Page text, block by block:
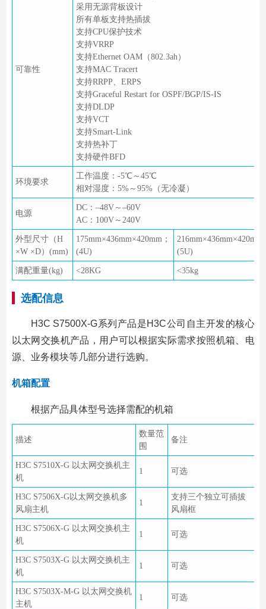
可靠性
采用无源背板设计
所有单板支持热插拔
支持CPU保护技术
支持VRRP
支持Ethernet OAM（802.3ah）
支持MAC Tracert
支持RRPP、ERPS
支持Graceful Restart for OSPF/BGP/IS-IS
支持DLDP
支持VCT
支持Smart-Link
支持热补丁
支持硬件BFD
环境要求
工作温度：-5℃～45℃
相对湿度：5%～95%（无冷凝）
电源
DC：–48V～–60V
AC：100V～240V
外型尺寸（H
×W ×D）(mm)
175mm×436mm×420mm；
(4U)
216mm×436mm×420mm
(5U)
满配重量(kg) <28KG <35kg
选配信息
H3C S7500X-G系列产品是H3C公司自主开发的核心
以太网交换机产品，用户可以根据实际需求按照机箱、电
源、业务模块等几部分进行选购。
机箱配置
根据产品具体型号选择需配的机箱
描述
数量范
围
备注
H3C S7510X-G 以太网交换机主
机
1 可选
H3C S7506X-G以太网交换机多
风扇主机
1
支持三个独立可插拔
风扇框
H3C S7506X-G 以太网交换机主
机
1 可选
H3C S7503X-G 以太网交换机主
机
1 可选
H3C S7503X-M-G 以太网交换机
主机
1 可选